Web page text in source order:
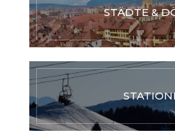
STÄDTE &